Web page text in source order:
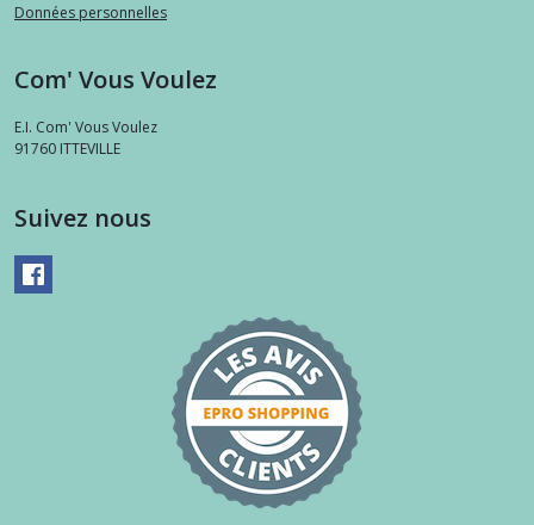
Données personnelles
Com' Vous Voulez
E.I. Com' Vous Voulez
91760 ITTEVILLE
Suivez nous